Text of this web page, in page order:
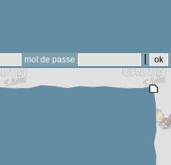
mot de passe